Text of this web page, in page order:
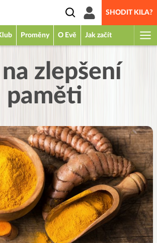
SHODIT KILA?
Proměny O Evě Jak začít
zlepšení
paměti